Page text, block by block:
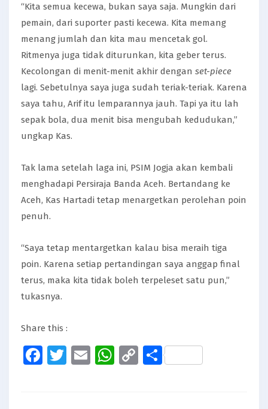
“Kita semua kecewa, bukan saya saja. Mungkin dari
pemain, dari suporter pasti kecewa. Kita memang
menang jumlah dan kita mau mencetak gol.
Ritmenya juga tidak diturunkan, kita geber terus.
Kecolongan di menit-menit akhir dengan set-piece
lagi. Sebetulnya saya juga sudah teriak-teriak. Karena
saya tahu, Arif itu lemparannya jauh. Tapi ya itu lah
sepak bola, dua menit bisa mengubah kedudukan,”
ungkap Kas.
Tak lama setelah laga ini, PSIM Jogja akan kembali
menghadapi Persiraja Banda Aceh. Bertandang ke
Aceh, Kas Hartadi tetap menargetkan perolehan poin
penuh.
“Saya tetap mentargetkan kalau bisa meraih tiga
poin. Karena setiap pertandingan saya anggap final
terus, maka kita tidak boleh terpeleset satu pun,”
tukasnya.
Share this :
Facebook
Twitter
EmailWhatsApp
CopyShare